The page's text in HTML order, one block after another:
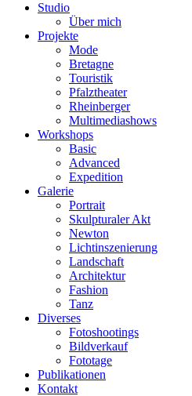
Studio
Über mich
Projekte
Mode
Bretagne
Touristik
Pfalztheater
Rheinberger
Multimediashows
Workshops
Basic
Advanced
Expedition
Galerie
Portrait
Skulpturaler Akt
Newton
Lichtinszenierung
Landschaft
Architektur
Fashion
Tanz
Diverses
Fotoshootings
Bildverkauf
Fototage
Publikationen
Kontakt